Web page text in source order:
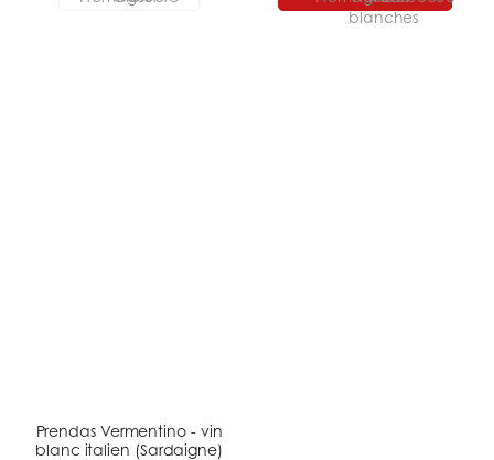
Prendas Vermentino - vin
blanc italien (Sardaigne)